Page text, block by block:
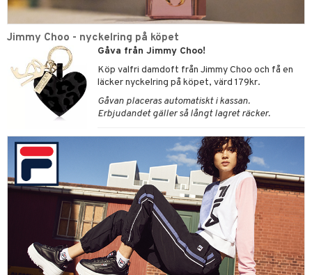
Jimmy Choo - nyckelring på köpet
Gåva från Jimmy Choo!
Köp valfri damdoft från Jimmy Choo och få en
läcker nyckelring på köpet, värd 179kr.
Gåvan placeras automatiskt i kassan.
Erbjudandet gäller så långt lagret räcker.